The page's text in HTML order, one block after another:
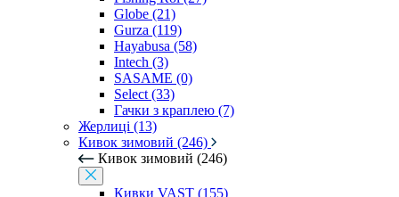
Globe (21)
Gurza (119)
Hayabusa (58)
Intech (3)
SASAME (0)
Select (33)
Гачки з краплею (7)
Жерлиці (13)
Кивок зимовий (246)
Кивок зимовий (246)
Кивки VAST (155)